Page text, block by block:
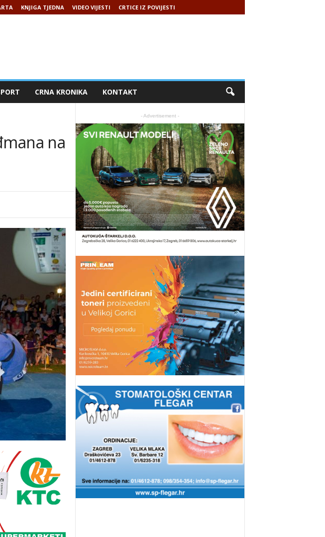
KNJIGA TJEDNA VIDEO VIJESTI CRTICE IZ POVIJESTI
CRNA KRONIKA KONTAKT
na
- Advertisement -